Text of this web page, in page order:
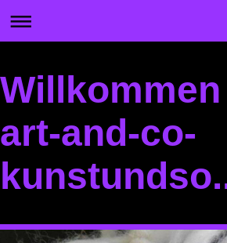
art-and-co-